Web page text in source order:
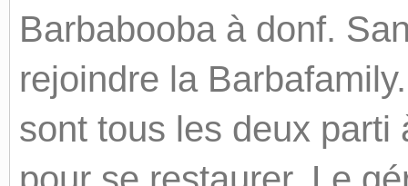
Barbabooba à donf.
rejoindre la
sont tous les deux parti